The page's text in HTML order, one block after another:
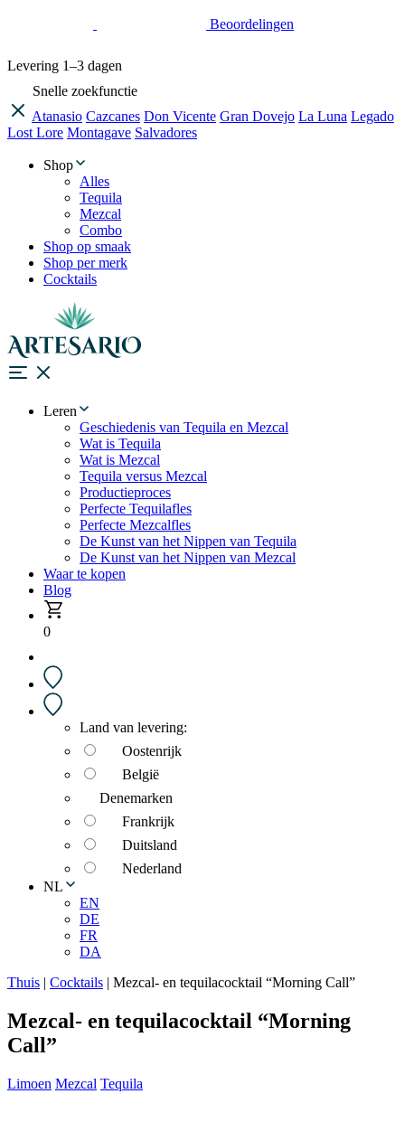
Beoordelingen
Levering 1–3 dagen
Snelle zoekfunctie
Atanasio Cazcanes Don Vicente Gran Dovejo La Luna Legado
Lost Lore Montagave Salvadores
Shop
Alles
Tequila
Mezcal
Combo
Shop op smaak
Shop per merk
Cocktails
Leren
Geschiedenis van Tequila en Mezcal
Wat is Tequila
Wat is Mezcal
Tequila versus Mezcal
Productieproces
Perfecte Tequilafles
Perfecte Mezcalfles
De Kunst van het Nippen van Tequila
De Kunst van het Nippen van Mezcal
Waar te kopen
Blog
0
Land van levering:
Oostenrijk
België
Denemarken
Frankrijk
Duitsland
Nederland
NL
EN
DE
FR
DA
Thuis | Cocktails | Mezcal- en tequilacocktail “Morning Call”
Mezcal- en tequilacocktail “Morning
Call”
Limoen Mezcal Tequila